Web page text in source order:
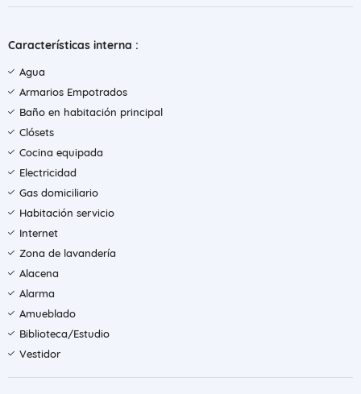
Características interna :
Agua
Armarios Empotrados
Baño en habitación principal
Clósets
Cocina equipada
Electricidad
Gas domiciliario
Habitación servicio
Internet
Zona de lavandería
Alacena
Alarma
Amueblado
Biblioteca/Estudio
Vestidor